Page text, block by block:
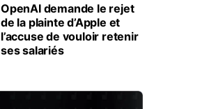
OpenAI demande le rejet
de la plainte d’Apple et
l’accuse de vouloir retenir
ses salariés